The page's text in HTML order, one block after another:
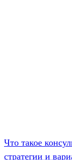
Что такое
стратегии и